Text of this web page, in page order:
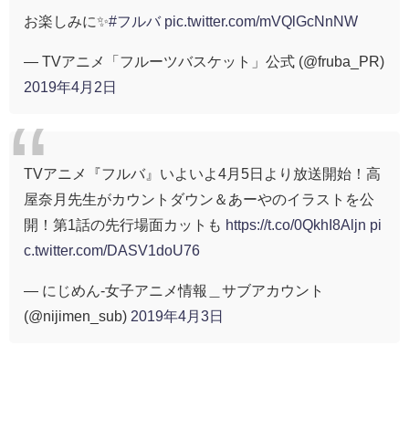
お楽しみに✨#フルバ pic.twitter.com/mVQlGcNnNW
— TVアニメ「フルーツバスケット」公式 (@fruba_PR)
2019年4月2日
TVアニメ『フルバ』いよいよ4月5日より放送開始！高
屋奈月先生がカウントダウン＆あーやのイラストを公
開！第1話の先行場面カットも https://t.co/0QkhI8Aljn pi
c.twitter.com/DASV1doU76
— にじめん-女子アニメ情報＿サブアカウント
(@nijimen_sub) 2019年4月3日